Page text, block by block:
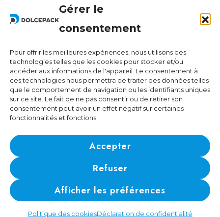
Gérer le
consentement
Pour offrir les meilleures expériences, nous utilisons des
technologies telles que les cookies pour stocker et/ou
accéder aux informations de l'appareil. Le consentement à
ces technologies nous permettra de traiter des données telles
que le comportement de navigation ou les identifiants uniques
sur ce site. Le fait de ne pas consentir ou de retirer son
consentement peut avoir un effet négatif sur certaines
fonctionnalités et fonctions.
Accepter
Refuser
Afficher les préférences
Politique des cookiesDéclaration de confidentialité
Ra Strada de Vigna 21
6966 Lugano Switzerland
Operational Offices
Via Sceresa 5
6805 Mezzovico Switzerland
Contacts
idea@dolcepack.com
IDI/VAT CHE-174.254.048 • Numéro RIS: CH-501.4.024.899-4
© 2024 DolcePack Sagl •Politique de confidentialité
Politique
relative aux cookies•Consentement aux cookies
Credits 2024 -Parallelo42